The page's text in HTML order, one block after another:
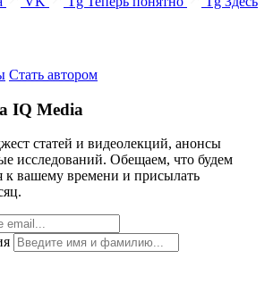
Стать автором
IQ Media
статей и видеолекций, анонсы
исследований. Обещаем, что будем
к вашему времени и присылать